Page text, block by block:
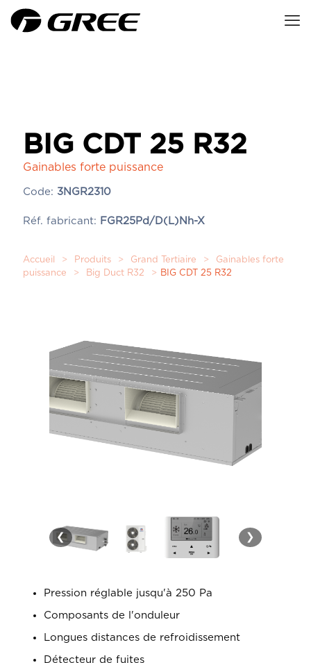
BIG CDT 25 R32
Gainables forte puissance
Code: 3NGR2310
Réf. fabricant: FGR25Pd/D(L)Nh-X
Accueil > Produits > Grand Tertiaire >
Gainables forte
puissance
> Big Duct R32 > BIG CDT 25 R32
❮ ❯
Pression réglable jusqu'à 250 Pa
Composants de l'onduleur
Longues distances de refroidissement
Détecteur de fuites